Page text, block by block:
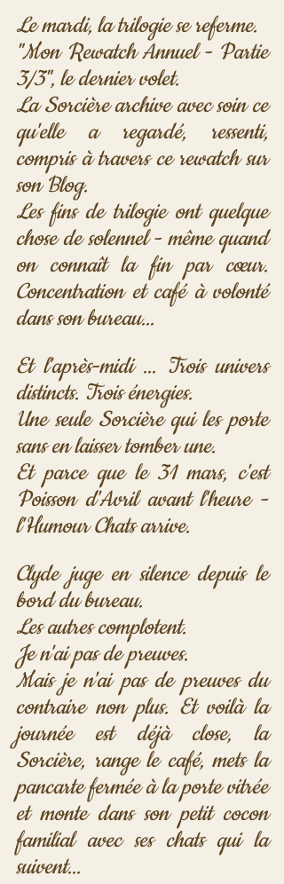
Le mardi, la trilogie se referme.
"Mon Rewatch Annuel - Partie
3/3", le dernier volet.
La Sorcière archive avec soin ce
qu'elle a regardé, ressenti,
compris à travers ce rewatch sur
son Blog.
Les fins de trilogie ont quelque
chose de solennel - même quand
on connaît la fin par cœur.
Concentration et café à volonté
dans son bureau...
Et l'après-midi ... Trois univers
distincts. Trois énergies.
Une seule Sorcière qui les porte
sans en laisser tomber une.
Et parce que le 31 mars, c'est
Poisson d'Avril avant l'heure -
l'Humour Chats arrive.
Clyde juge en silence depuis le
bord du bureau.
Les autres complotent.
Je n'ai pas de preuves.
Mais je n'ai pas de preuves du
contraire non plus. Et voilà la
journée est déjà close, la
Sorcière, range le café, mets la
pancarte fermée à la porte vitrée
et monte dans son petit cocon
familial avec ses chats qui la
suivent...